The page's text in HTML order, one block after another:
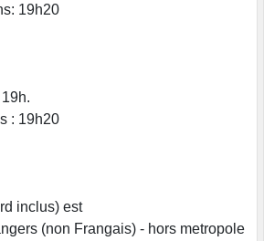
19h20
: 19h20
inclus) est
(non Frangais) - hors metropole